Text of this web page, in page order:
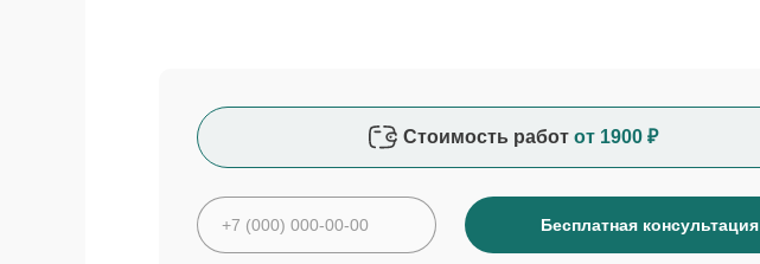
Стоимость работ от 1900 ₽
Бесплатная консультация